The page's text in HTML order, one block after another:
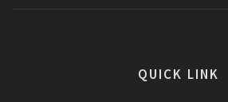
QUICK LINK